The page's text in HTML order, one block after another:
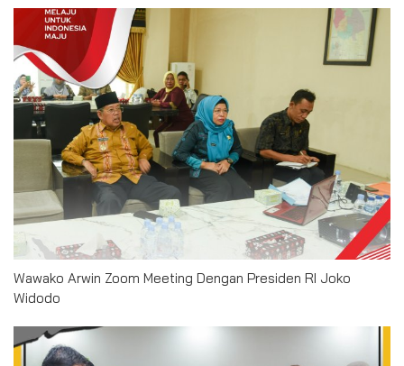
Wawako Arwin Zoom Meeting Dengan Presiden RI Joko
Widodo